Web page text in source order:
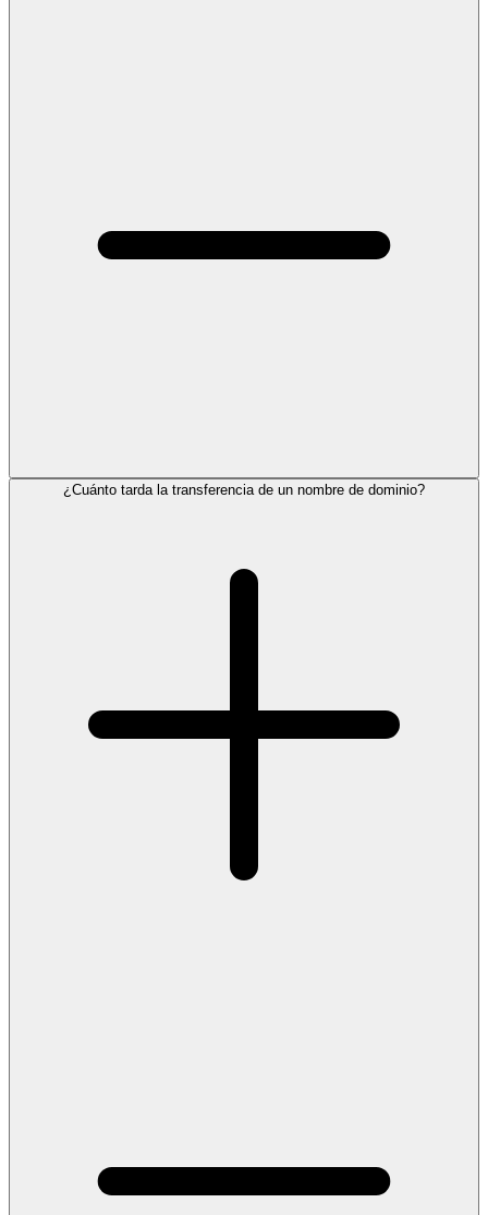
¿Cuánto tarda la transferencia de un nombre de dominio?